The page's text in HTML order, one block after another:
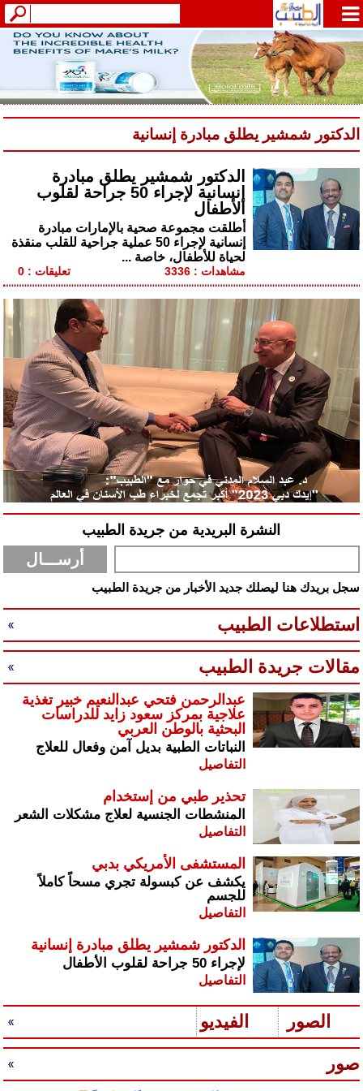
النشرة البريدية من جريدة الطبيب
سجل بريدك هنا ليصلك جديد الأخبار من جريدة الطبيب
استطلاعات الطبيب
مقالات جريدة الطبيب
عبدالرحمن فتحي عبدالنعيم خبير تغذية
علاجية بمركز سعود زايد للدراسات
البحثية بالوطن العربي
النباتات الطبية بديل آمن وفعال للعلاج
التفاصيل
تحذير طبي من إستخدام
المنشطات الجنسية لعلاج مشكلات الشعر
التفاصيل
المستشفى الأمريكي بدبي
يكشف عن كبسولة تجري مسحاً كاملاً
للجسم
التفاصيل
الدكتور شمشير يطلق مبادرة إنسانية
لإجراء 50 جراحة لقلوب الأطفال
التفاصيل
الصور الفيديو
صور
الدكتور شمشير يطلق مبادرة إنسانية
الدكتور شمشير يطلق مبادرة
إنسانية لإجراء 50 جراحة لقلوب
الأطفال
أطلقت مجموعة صحية بالإمارات مبادرة
إنسانية لإجراء 50 عملية جراحية للقلب منقذة
لحياة للأطفال، خاصة ...
تعليقات : 0 مشاهدات : 3336